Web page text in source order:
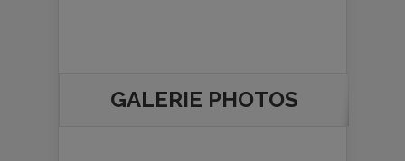
GALERIE PHOTOS